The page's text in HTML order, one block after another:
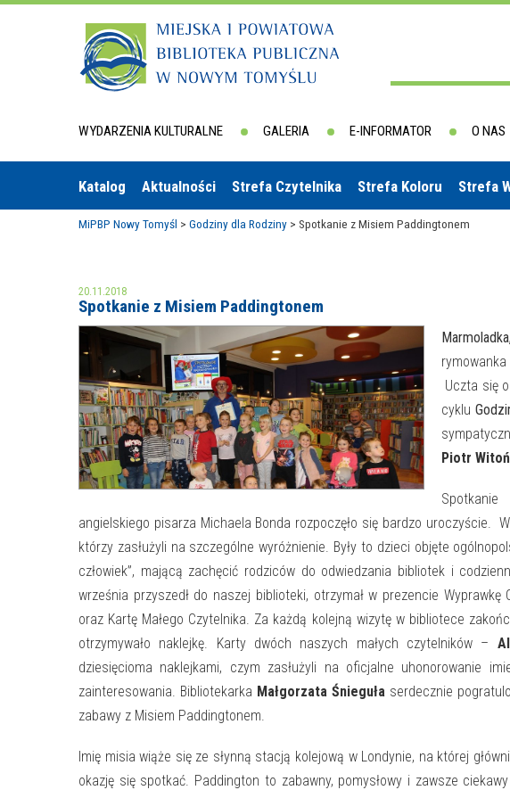
WYDARZENIA KULTURALNE GALERIA E-INFORMATOR O NAS
Katalog Aktualności Strefa Czytelnika Strefa Koloru Strefa
MiPBP Nowy Tomyśl > Godziny dla Rodziny > Spotkanie z Misiem Paddingtonem
20.11.2018
Spotkanie z Misiem Paddingtonem
Uczta się
cyklu
Piotr Witoń
angielskiego pisarza Michaela Bonda rozpoczęło się bardzo uroczyście.
którzy zasłużyli na szczególne wyróżnienie. Były to dzieci objęte
człowiek”, mającą zachęcić rodziców do odwiedzania bibliotek i
września przyszedł do naszej biblioteki, otrzymał w prezencie
oraz Kartę Małego Czytelnika. Za każdą kolejną wizytę w bibliotece
otrzymywało naklejkę. Karty dwóch naszych małych czytelników –
dziesięcioma naklejkami, czym zasłużyli na oficjalne uhonorowanie
zainteresowania. Bibliotekarka Małgorzata Śnieguła serdecznie
zabawy z Misiem Paddingtonem.
Imię misia wiąże się ze słynną stacją kolejową w Londynie, na której
okazję się spotkać. Paddington to zabawny, pomysłowy i zawsze